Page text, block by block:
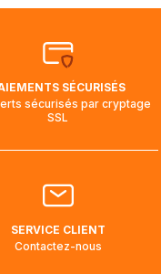
SÉCURISÉS
sécurisés par cryptage
SSL
SERVICE CLIENT
Contactez-nous